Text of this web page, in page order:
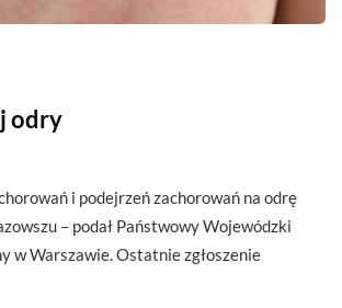
odry
i podejrzeń zachorowań na odrę
– podał Państwowy Wojewódzki
w Warszawie. Ostatnie zgłoszenie